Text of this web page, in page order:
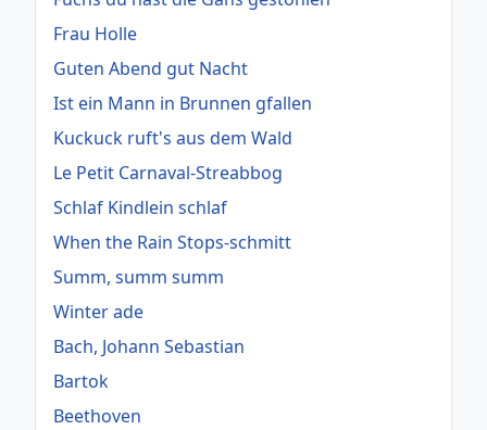
Frau Holle
Guten Abend gut Nacht
Ist ein Mann in Brunnen gfallen
Kuckuck ruft's aus dem Wald
Le Petit Carnaval-Streabbog
Schlaf Kindlein schlaf
When the Rain Stops-schmitt
Summ, summ summ
Winter ade
Bach, Johann Sebastian
Bartok
Beethoven